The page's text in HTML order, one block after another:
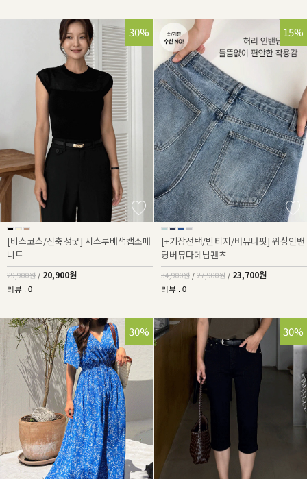
30%
[비스코스/신축성굿] 시스루배색캡소매
니트
29,900원 / 20,900원
리뷰 : 0
32%
15%
[+기장선택/빈티지/버뮤다핏] 워싱인밴
딩버뮤다데님팬츠
34,900원 / 27,900원 / 23,700원
리뷰 : 0
30% 30%